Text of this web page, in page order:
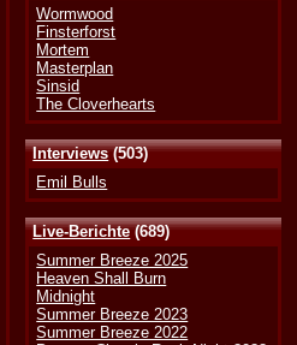
Wormwood
Finsterforst
Mortem
Masterplan
Sinsid
The Cloverhearts
Interviews(503)
Emil Bulls
Live-Berichte(689)
Summer Breeze 2025
Heaven Shall Burn
Midnight
Summer Breeze 2023
Summer Breeze 2022